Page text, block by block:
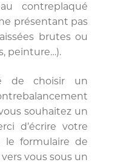
contreplaqué
présentant pas
brutes ou
peinture…).
de choisir un
souhaitez un
d’écrire votre
le formulaire de
vous sous un